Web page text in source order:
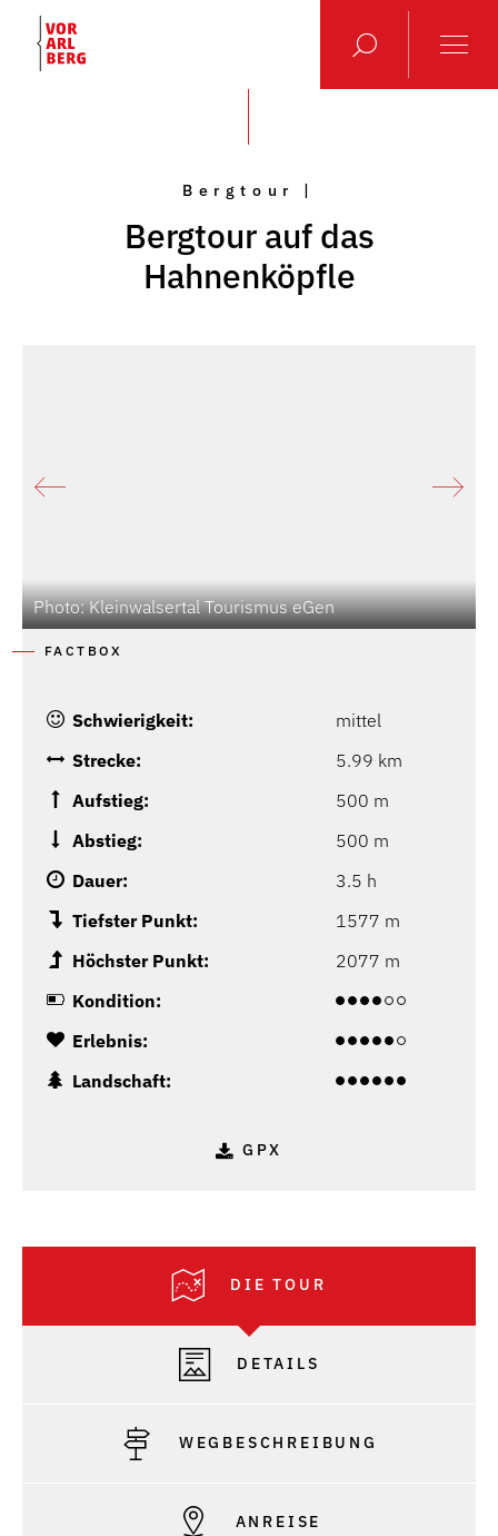
Bergtour |
Bergtour auf das
Hahnenköpfle
Photo: Kleinwalsertal Tourismus eGen
FACTBOX
Schwierigkeit:
mittel
Strecke:
5.99 km
Aufstieg:
500 m
Abstieg:
500 m
Dauer:
3.5 h
Tiefster Punkt:
1577 m
Höchster Punkt:
2077 m
Kondition:
Erlebnis:
Landschaft:
GPX
DIE TOUR
DETAILS
WEGBESCHREIBUNG
ANREISE